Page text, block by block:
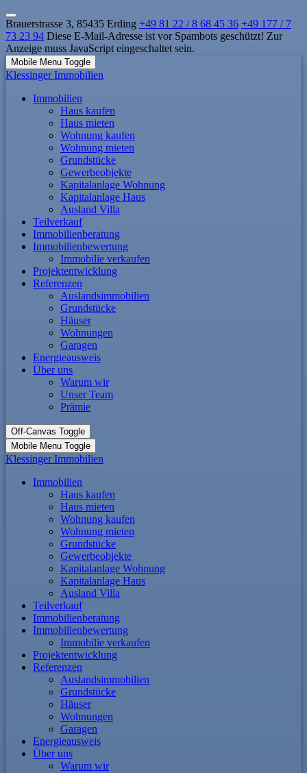
Brauerstrasse 3, 85435 Erding +49 81 22 / 8 68 45 36 +49 177 / 7
73 23 94 Diese E-Mail-Adresse ist vor Spambots geschützt! Zur
Anzeige muss JavaScript eingeschaltet sein.
Mobile Menu Toggle
Klessinger Immobilien
Immobilien
Haus kaufen
Haus mieten
Wohnung kaufen
Wohnung mieten
Grundstücke
Gewerbeobjekte
Kapitalanlage Wohnung
Kapitalanlage Haus
Ausland Villa
Teilverkauf
Immobilienberatung
Immobilienbewertung
Immobilie verkaufen
Projektentwicklung
Referenzen
Auslandsimmobilien
Grundstücke
Häuser
Wohnungen
Garagen
Energieausweis
Über uns
Warum wir
Unser Team
Prämie
Off-Canvas Toggle
Mobile Menu Toggle
Klessinger Immobilien
Immobilien
Haus kaufen
Haus mieten
Wohnung kaufen
Wohnung mieten
Grundstücke
Gewerbeobjekte
Kapitalanlage Wohnung
Kapitalanlage Haus
Ausland Villa
Teilverkauf
Immobilienberatung
Immobilienbewertung
Immobilie verkaufen
Projektentwicklung
Referenzen
Auslandsimmobilien
Grundstücke
Häuser
Wohnungen
Garagen
Energieausweis
Über uns
Warum wir